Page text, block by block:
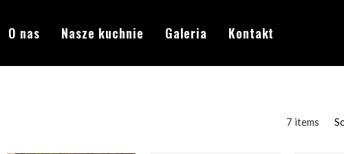
O nas Nasze kuchnie Galeria Kontakt
7 items